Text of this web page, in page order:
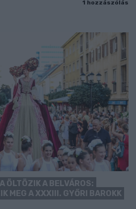
1 hozzászólás
ÖLTÖZIK A BELVÁROS:
MEG A XXXIII. GYŐRI BAROKK